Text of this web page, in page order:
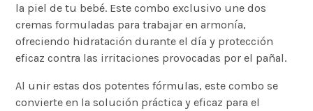
la piel de tu bebé. Este combo exclusivo une dos
cremas formuladas para trabajar en armonía,
ofreciendo hidratación durante el día y protección
eficaz contra las irritaciones provocadas por el pañal.
Al unir estas dos potentes fórmulas, este combo se
convierte en la solución práctica y eficaz para el